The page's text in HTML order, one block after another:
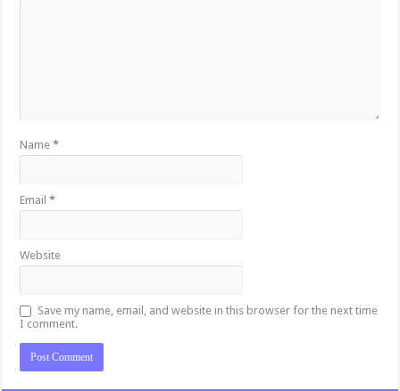
Name*
Email*
Website
Save my name, email, and website in this browser for the next time
I comment.